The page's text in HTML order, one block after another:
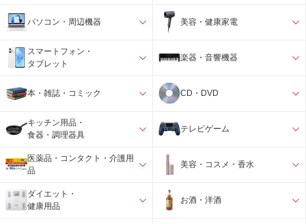
パソコン・周辺機器 美容・健康家電
スマートフォン・
タブレット
楽器・音響機器
本・雑誌・コミック CD・DVD
キッチン用品・
食器・調理器具
テレビゲーム
医薬品・コンタクト・介護用
品
美容・コスメ・香水
ダイエット・
健康用品
お酒・洋酒